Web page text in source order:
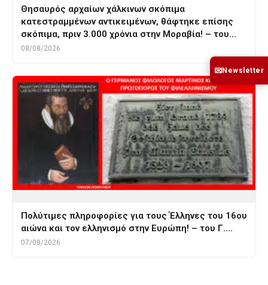
Θησαυρός αρχαίων χάλκινων σκόπιμα
κατεστραμμένων αντικειμένων, θάφτηκε επίσης
σκόπιμα, πριν 3.000 χρόνια στην Μοραβία! – του…
08/08/2026
Πολύτιμες πληροφορίες για τους Έλληνες του 16ου
αιώνα και τον ελληνισμό στην Ευρώπη! – του Γ.…
07/08/2026
✉Newsletter